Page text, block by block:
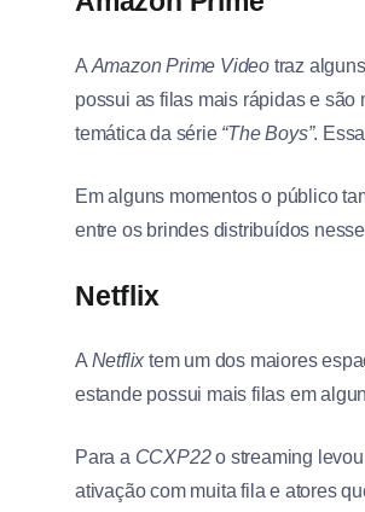
A Amazon Prime Video traz
possui as filas mais rápidas e são
temática da série “The Boys”.
Em alguns momentos o público
entre os brindes distribuídos
Netflix
A Netflixtem um dos maiores
estande possui mais filas em
Para a CCXP22o streaming
ativação com muita fila e atores